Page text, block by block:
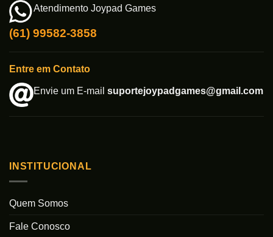
Atendimento Joypad Games
(61) 99582-3858
Entre em Contato
Envie um E-mail suportejoypadgames@gmail.com
INSTITUCIONAL
Quem Somos
Fale Conosco